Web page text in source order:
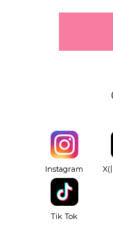
Instagram X(
Tik Tok